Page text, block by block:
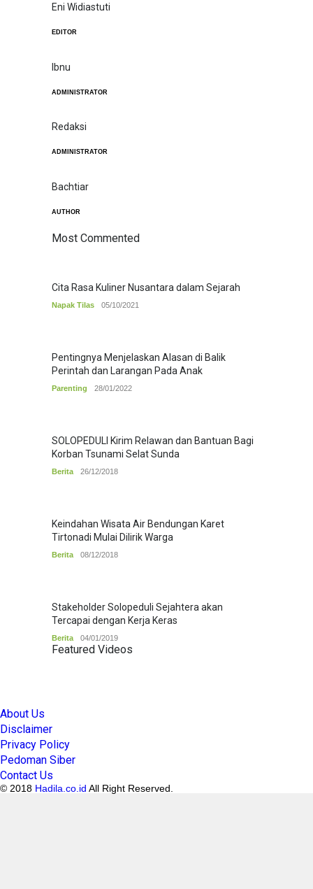
Eni Widiastuti
EDITOR
Ibnu
ADMINISTRATOR
Redaksi
ADMINISTRATOR
Bachtiar
AUTHOR
Most Commented
Cita Rasa Kuliner Nusantara dalam Sejarah
Napak Tilas 05/10/2021
Pentingnya Menjelaskan Alasan di Balik
Perintah dan Larangan Pada Anak
Parenting 28/01/2022
SOLOPEDULI Kirim Relawan dan Bantuan Bagi
Korban Tsunami Selat Sunda
Berita 26/12/2018
Keindahan Wisata Air Bendungan Karet
Tirtonadi Mulai Dilirik Warga
Berita 08/12/2018
Stakeholder Solopeduli Sejahtera akan
Tercapai dengan Kerja Keras
Berita 04/01/2019
Featured Videos
About Us
Disclaimer
Privacy Policy
Pedoman Siber
Contact Us
© 2018 Hadila.co.id All Right Reserved.